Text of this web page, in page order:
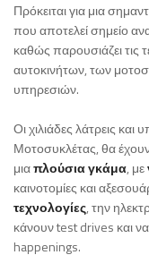
Πρόκειται για μια
που αποτελεί σημείο
καθώς παρουσιάζει τις
αυτοκινήτων, των
υπηρεσιών.
Οι χιλιάδες λάτρεις
Μοτοσυκλέτας, θα
μιαπλούσια γκάμα, με
καινοτομίες και
τεχνολογίες, την
κάνουν test drives και
happenings.